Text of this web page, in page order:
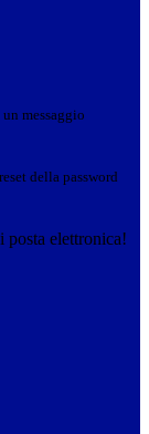
messaggio
della password
posta elettronica!